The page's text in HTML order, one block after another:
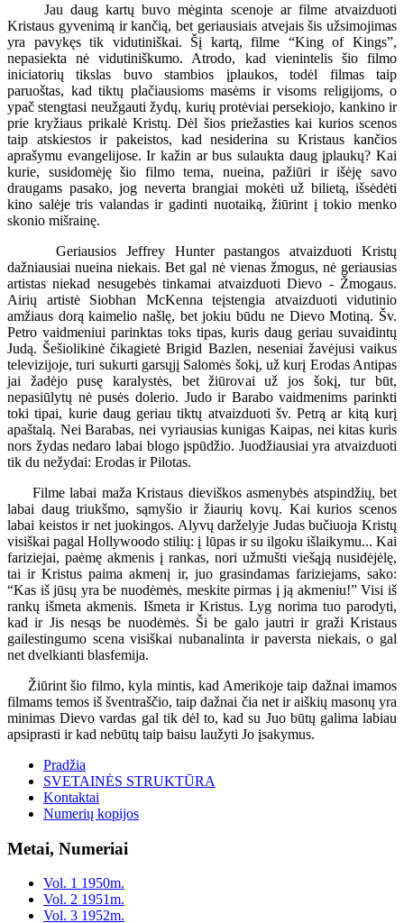
Jau daug kartų buvo mėginta scenoje ar filme atvaizduoti
Kristaus gyvenimą ir kančią, bet geriausiais atvejais šis užsimojimas
yra pavykęs tik vidutiniškai. Šį kartą, filme “King of Kings”,
nepasiekta nė vidutiniškumo. Atrodo, kad vienintelis šio filmo
iniciatorių tikslas buvo stambios įplaukos, todėl filmas taip
paruoštas, kad tiktų plačiausioms masėms ir visoms religijoms, o
ypač stengtasi neužgauti žydų, kurių protėviai persekiojo, kankino ir
prie kryžiaus prikalė Kristų. Dėl šios priežasties kai kurios scenos
taip atskiestos ir pakeistos, kad nesiderina su Kristaus kančios
aprašymu evangelijose. Ir kažin ar bus sulaukta daug įplaukų? Kai
kurie, susidomėję šio filmo tema, nueina, pažiūri ir išėję savo
draugams pasako, jog neverta brangiai mokėti už bilietą, išsėdėti
kino salėje tris valandas ir gadinti nuotaiką, žiūrint į tokio menko
skonio mišrainę.
Geriausios Jeffrey Hunter pastangos atvaizduoti Kristų
dažniausiai nueina niekais. Bet gal nė vienas žmogus, nė geriausias
artistas niekad nesugebės tinkamai atvaizduoti Dievo - Žmogaus.
Airių artistė Siobhan McKenna teįstengia atvaizduoti vidutinio
amžiaus dorą kaimelio našlę, bet jokiu būdu ne Dievo Motiną. Šv.
Petro vaidmeniui parinktas toks tipas, kuris daug geriau suvaidintų
Judą. Šešiolikinė čikagietė Brigid Bazlen, neseniai žavėjusi vaikus
televizijoje, turi sukurti garsųjį Salomės šokį, už kurį Erodas Antipas
jai žadėjo pusę karalystės, bet žiūrovai už jos šokį, tur būt,
nepasiūlytų nė pusės dolerio. Judo ir Barabo vaidmenims parinkti
toki tipai, kurie daug geriau tiktų atvaizduoti šv. Petrą ar kitą kurį
apaštalą. Nei Barabas, nei vyriausias kunigas Kaipas, nei kitas kuris
nors žydas nedaro labai blogo įspūdžio. Juodžiausiai yra atvaizduoti
tik du nežydai: Erodas ir Pilotas.
Filme labai maža Kristaus dieviškos asmenybės atspindžių, bet
labai daug triukšmo, sąmyšio ir žiaurių kovų. Kai kurios scenos
labai keistos ir net juokingos. Alyvų darželyje Judas bučiuoja Kristų
visiškai pagal Hollywoodo stilių: į lūpas ir su ilgoku išlaikymu... Kai
fariziejai, paėmę akmenis į rankas, nori užmušti viešąją nusidėjėlę,
tai ir Kristus paima akmenį ir, juo grasindamas fariziejams, sako:
“Kas iš jūsų yra be nuodėmės, meskite pirmas į ją akmeniu!” Visi iš
rankų išmeta akmenis. Išmeta ir Kristus. Lyg norima tuo parodyti,
kad ir Jis nesąs be nuodėmės. Ši be galo jautri ir graži Kristaus
gailestingumo scena visiškai nubanalinta ir paversta niekais, o gal
net dvelkianti blasfemija.
Žiūrint šio filmo, kyla mintis, kad Amerikoje taip dažnai imamos
filmams temos iš šventraščio, taip dažnai čia net ir aiškių masonų yra
minimas Dievo vardas gal tik dėl to, kad su Juo būtų galima labiau
apsiprasti ir kad nebūtų taip baisu laužyti Jo įsakymus.
Pradžia
SVETAINĖS STRUKTŪRA
Kontaktai
Numerių kopijos
Metai, Numeriai
Vol. 1 1950m.
Vol. 2 1951m.
Vol. 3 1952m.